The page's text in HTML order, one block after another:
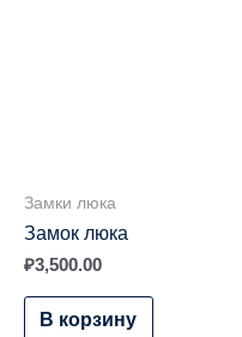
Замки люка
Замок люка
₽3,500.00
В корзину